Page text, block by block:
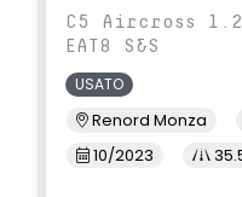
C5 Aircross
EAT8 S&S
USATO
Renord Monza
10/2023